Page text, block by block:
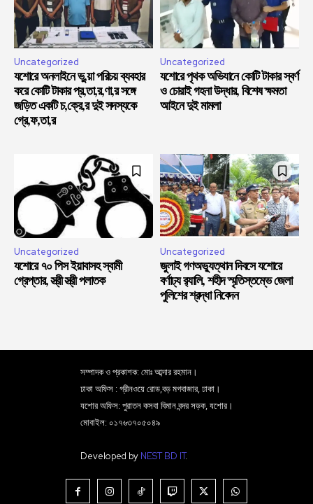
Uncategorized
যশোরে অনলাইনে ভু,য়া পরিচয় ব্যবহার
করে কোটি টাকার প্র,তা,র,ণা,র সঙ্গে
জড়িত একটি চ,ক্রে,র দুই সদস্যকে
গ্রে,ফ,তা,র
Uncategorized
যশোরে পৃথক অভিযানে কোটি টাকার স্বর্ণ
ও চোরাই গহনা উদ্ধার, বিশেষ ক্ষমতা
আইনে দুই মামলা
Uncategorized
যশোরে ৭০ পিস ইয়াবাসহ স্বামী
গ্রেপ্তার, স্ত্রী স্ত্রী পলাতক
Uncategorized
জুলাই গণঅভ্যুত্থান দিবসে যশোরে
বর্ণাঢ্য র‍্যালি, শহীদ স্মৃতিস্তম্ভে জেলা
পুলিশের শ্রদ্ধা নিবেদন
সম্পাদক ও প্রকাশক: মোঃ আব্দার রহমান।
ঢাকা অফিস : গ্রীনওয়ে রোড,বড় মগবাজার, ঢাকা।
যশোর অফিস: পুরাতন কসবা বিমান বন্দর সড়ক, যশোর।
মোবাইল: ০১৭৬৩৭০৫০৪৯
Developed by NEST BD IT.